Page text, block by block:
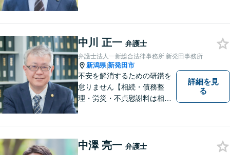
災・不貞慰謝料は相談料初回
無料】【顧問先企業300社以
上】
中川 正一 弁護士
弁護士法人一新総合法律事務所 新発田事務所
新潟県|新発田市
不安を解消するための研鑽を
怠りません【相続・債務整
理・労災・不貞慰謝料は相談
く）】【土曜相談可】
詳細を見
る
中澤 亮一 弁護士